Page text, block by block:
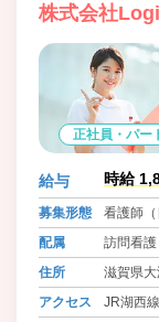
株式会社
正社員・パー
給与 時給
募集形態
看護師（
配属
訪問看護
住所
滋賀県
アクセス
JR湖西